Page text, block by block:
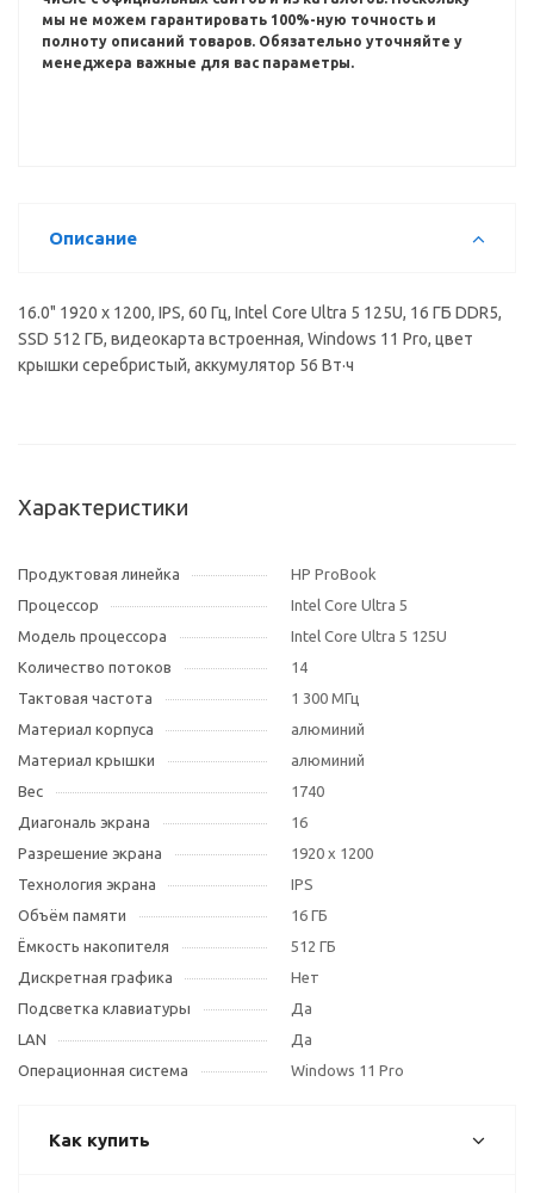
мы не можем гарантировать 100%-ную точность и
полноту описаний товаров. Обязательно уточняйте у
менеджера важные для вас параметры.
Описание
16.0" 1920 x 1200, IPS, 60 Гц, Intel Core Ultra 5 125U, 16 ГБ DDR5,
SSD 512 ГБ, видеокарта встроенная, Windows 11 Pro, цвет
крышки серебристый, аккумулятор 56 Вт·ч
Характеристики
Продуктовая линейка
HP ProBook
Процессор
Intel Core Ultra 5
Модель процессора
Intel Core Ultra 5 125U
Количество потоков
14
Тактовая частота
1 300 МГц
Материал корпуса
алюминий
Материал крышки
алюминий
Вес
1740
Диагональ экрана
16
Разрешение экрана
1920 x 1200
Технология экрана
IPS
Объём памяти
16 ГБ
Ёмкость накопителя
512 ГБ
Дискретная графика
Нет
Подсветка клавиатуры
Да
LAN
Да
Операционная система
Windows 11 Pro
Как купить